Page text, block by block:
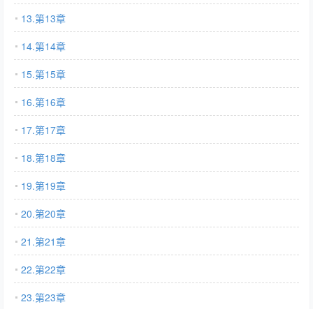
13.第13章
14.第14章
15.第15章
16.第16章
17.第17章
18.第18章
19.第19章
20.第20章
21.第21章
22.第22章
23.第23章